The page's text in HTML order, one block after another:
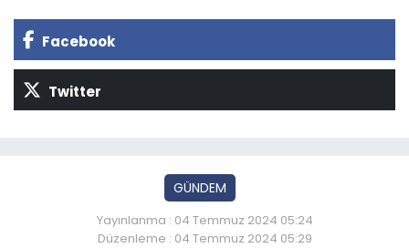
Facebook
Twitter
GÜNDEM
Yayınlanma : 04 Temmuz 2024 05:24
Düzenleme : 04 Temmuz 2024 05:29